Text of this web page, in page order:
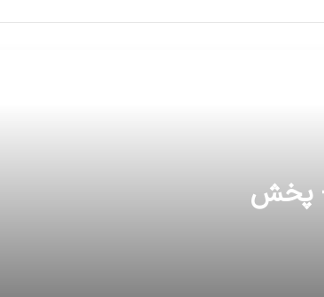
+ پخش
برنامه مسابقات مهم امروز + پخش